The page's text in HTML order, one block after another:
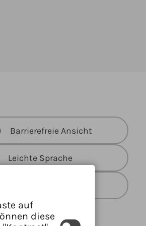
Barrierefreie Ansicht
Leichte Sprache
auf
diese